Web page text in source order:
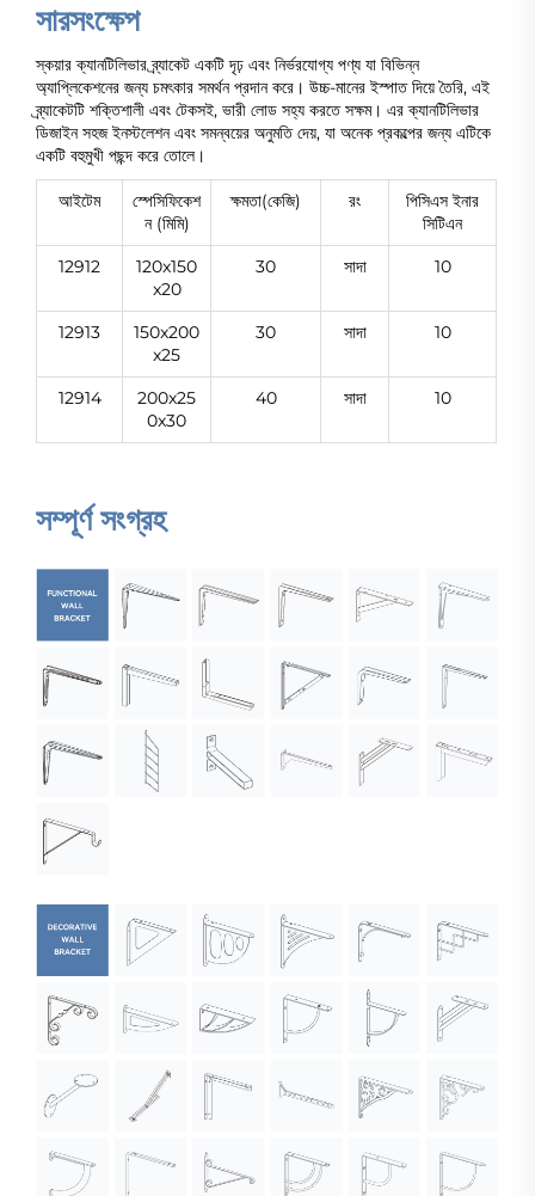
সারসংক্ষেপ
স্কয়ার ক্যানটিলিভার ব্র্যাকেট একটি দৃঢ় এবং নির্ভরযোগ্য পণ্য যা বিভিন্ন
অ্যাপ্লিকেশনের জন্য চমৎকার সমর্থন প্রদান করে। উচ্চ-মানের ইস্পাত দিয়ে তৈরি, এই
ব্র্যাকেটটি শক্তিশালী এবং টেকসই, ভারী লোড সহ্য করতে সক্ষম। এর ক্যানটিলিভার
ডিজাইন সহজ ইনস্টলেশন এবং সমন্বয়ের অনুমতি দেয়, যা অনেক প্রকল্পের জন্য এটিকে
একটি বহুমুখী পছন্দ করে তোলে।
আইটেম
স্পেসিফিকেশ
ন (মিমি)
ক্ষমতা(কেজি) রং
পিসিএস ইনার
সিটিএন
12912
120x150
x20
30 সাদা 10
12913
150x200
x25
30 সাদা 10
12914
200x25
0x30
40 সাদা 10
সম্পূর্ণ সংগ্রহ